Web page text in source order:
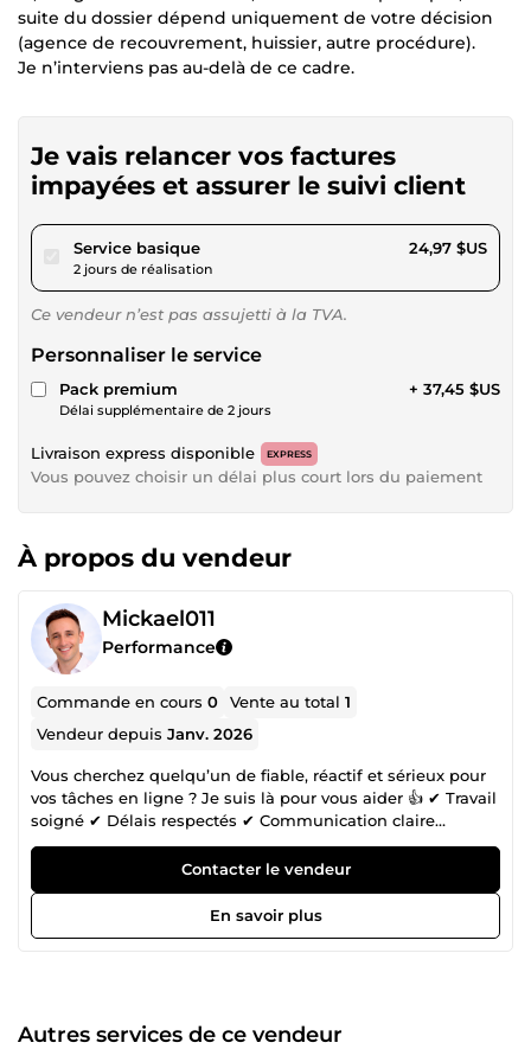
suite du dossier dépend uniquement de votre décision
(agence de recouvrement, huissier, autre procédure).
Je n’interviens pas au-delà de ce cadre.
Je vais relancer vos factures
impayées et assurer le suivi client
Service basiquepour 23,01 $US
2 jours de réalisation
24,97 $US
Ce vendeur n’est pas assujetti à la TVA.
Personnaliser le service
Pack premium
Délai supplémentaire de 2 jours
+ 37,45 $US
Livraison express disponible EXPRESS
Vous pouvez choisir un délai plus court lors du paiement
À propos du vendeur
Mickael011
Performance
Commande en cours0 Vente au total1
Vendeur depuisJanv. 2026
Vous cherchez quelqu’un de fiable, réactif et sérieux pour
vos tâches en ligne ? Je suis là pour vous aider 👍 ✔ Travail
soigné ✔ Délais respectés ✔ Communication claire
Services proposés : – Saisie de données – Avis clients
professionnels / Bons et mauvais avis – Aide
administrative S.A .V (Service après vente) – Tâches
simples à distance 📩 Contactez-moi pour discuter de votre
besoin.
Contacter le vendeur
En savoir plus
Autres services de ce vendeur